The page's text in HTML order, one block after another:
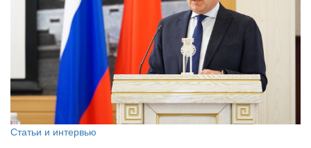
Статьи и интервью